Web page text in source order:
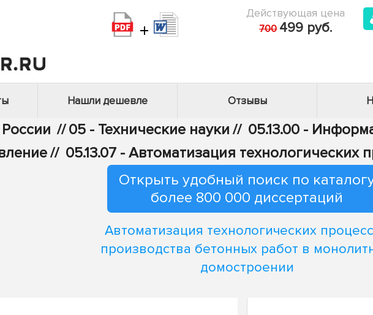
+
Действующая цена
700 499 руб.
Нашли дешевле Отзывы
// 05 - Технические науки // 05.13.00 -
// 05.13.07 - Автоматизация технологических
Открыть удобный поиск по
более 800 000 диссертаций
Автоматизация технологических
производства бетонных работ в
домостроении